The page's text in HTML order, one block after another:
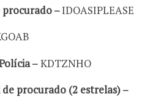
–IDOASIPLEASE
–KDTZNHO
procurado (2 estrelas) –